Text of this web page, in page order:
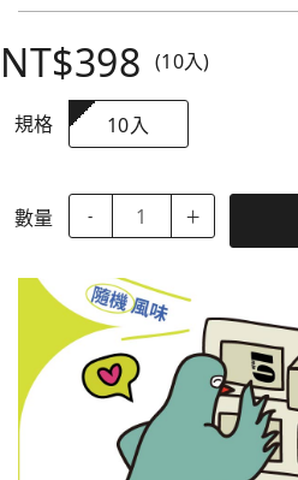
NT$398 (10入)
規格 10入
數量 - ＋